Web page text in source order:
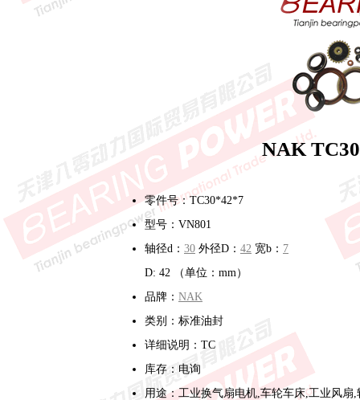
NAK
零件号：TC30*42*7
型号：VN801
轴径d： 30 外径D： 42 宽b： 7
D: 42 （单位：mm）
品牌： NAK
类别：标准油封
详细说明：TC
库存：电询
用途：工业换气扇电机,车轮车床,工业风扇,